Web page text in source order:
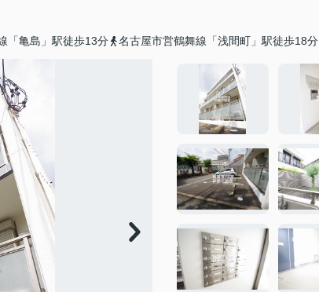
「亀島」駅徒歩13分 名古屋市営鶴舞線「浅間町」駅徒歩18分